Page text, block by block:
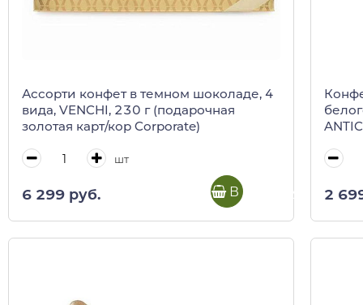
Ассорти конфет в темном шоколаде, 4
вида, VENCHI, 230 г (подарочная
золотая карт/кор Corporate)
шт
6 299 руб. В корзину 2